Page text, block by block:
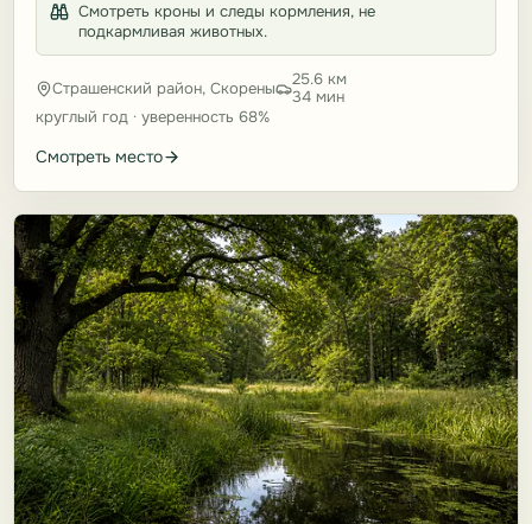
Смотреть кроны и следы кормления, не
подкармливая животных.
Страшенский район, Скорены
25.6 км
34 мин
круглый год · уверенность 68%
Смотреть место